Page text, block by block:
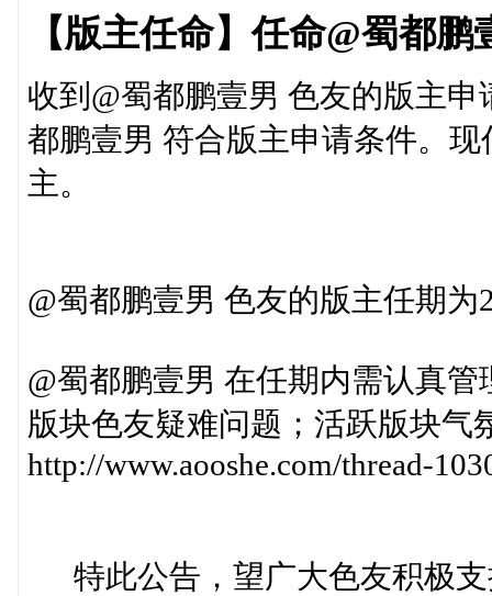
【版主任命】任命@蜀都
收到@蜀都鹏壹男 色友的版主
都鹏壹男 符合版主申请条件。
主。
@蜀都鹏壹男 色友的版主任期
@蜀都鹏壹男 在任期内需认真
版块色友疑难问题；活跃版块气
http://www.aooshe.com/thread-
特此公告，望广大色友积极支